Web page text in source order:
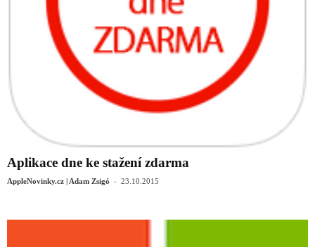
Aplikace dne ke stažení zdarma
AppleNovinky.cz | Adam Zsigó - 23.10.2015